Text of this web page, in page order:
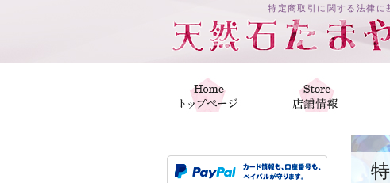
特定商取引に関する法律